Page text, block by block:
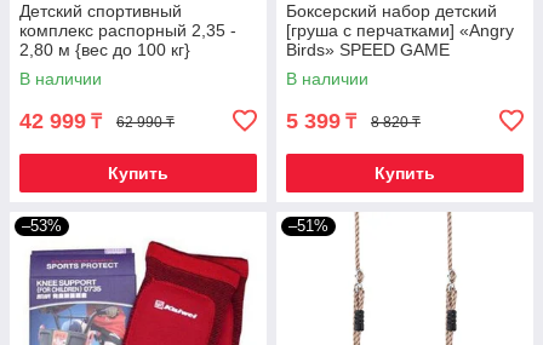
Детский спортивный
комплекс распорный 2,35 -
2,80 м {вес до 100 кг}
В наличии
42 999 ₸ 62 990 ₸
Купить
Боксерский набор детский
[груша с перчатками] «Angry
Birds» SPEED GAME
В наличии
5 399 ₸ 8 820 ₸
Купить
–53% –51%